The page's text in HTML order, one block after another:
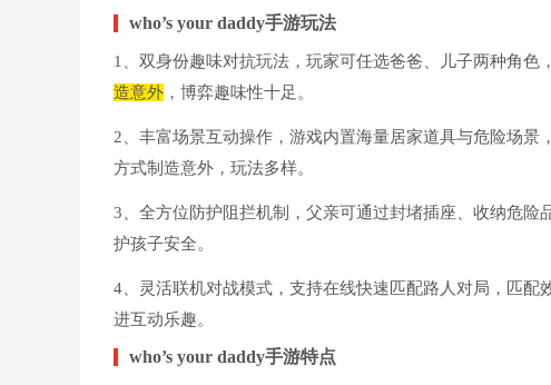
who’s your daddy手游玩法
1、双身份趣味对抗玩法，玩家可任选爸爸、儿子两种角色
造意外 ，博弈趣味性十足。
2、丰富场景互动操作，游戏内置海量居家道具与危险场
方式制造意外，玩法多样。
3、全方位防护阻拦机制，父亲可通过封堵插座、收纳危
护孩子安全。
4、灵活联机对战模式，支持在线快速匹配路人对局，匹
进互动乐趣。
who’s your daddy手游特点